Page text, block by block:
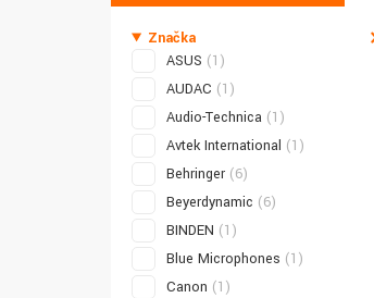
Značka
ASUS (1)
AUDAC (1)
Audio-Technica (1)
Avtek International (1)
Behringer (6)
Beyerdynamic (6)
BINDEN (1)
Blue Microphones (1)
Canon (1)